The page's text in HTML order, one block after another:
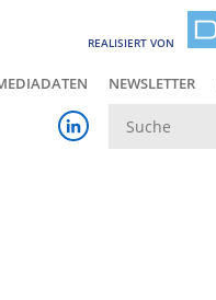
REALISIERT VON
NEWSLETTER